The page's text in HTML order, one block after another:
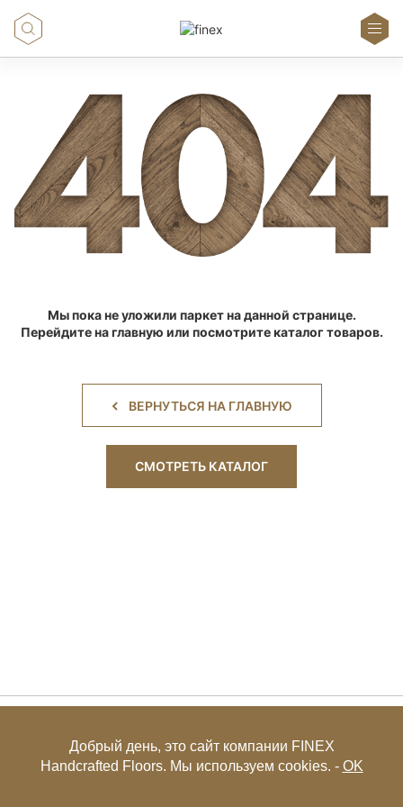
Мы пока не уложили паркет на данной странице.
Перейдите на главную или посмотрите каталог товаров.
ВЕРНУТЬСЯ НА ГЛАВНУЮ
СМОТРЕТЬ КАТАЛОГ
Добрый день, это сайт компании FINEX
Handcrafted Floors. Мы используем cookies. - OK